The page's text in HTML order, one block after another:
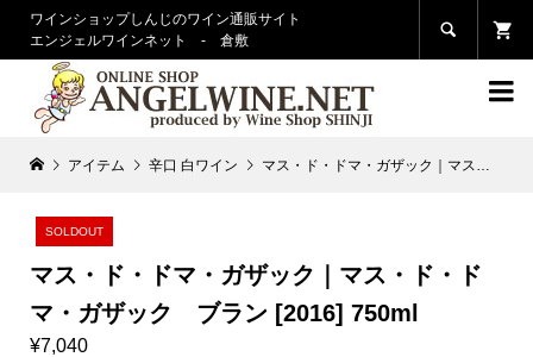
ワインショップしんじのワイン通販サイト
エンジェルワインネット - 倉敷


アイテム 辛口 白ワイン マス・ド・ドマ・ガザック｜マス・ド・ドマ・ガザック ブラン [2016] 750ml
SOLDOUT
マス・ド・ドマ・ガザック｜マス・ド・ド
マ・ガザック ブラン [2016] 750ml
¥7,040